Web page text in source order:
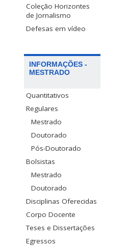
Coleção Horizontes
de Jornalismo
Defesas em vídeo
INFORMAÇÕES -
MESTRADO
Quantitativos
Regulares
Mestrado
Doutorado
Pós-Doutorado
Bolsistas
Mestrado
Doutorado
Disciplinas Oferecidas
Corpo Docente
Teses e Dissertações
Egressos